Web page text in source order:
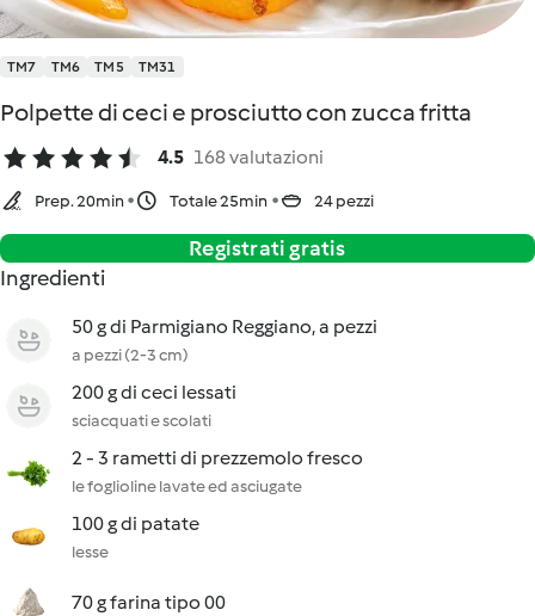
TM7 TM6 TM5 TM31
Polpette di ceci e prosciutto con zucca fritta
4.5 168 valutazioni
Prep. 20min Totale 25min 24 pezzi
Registrati gratis
Ingredienti
50 g di Parmigiano Reggiano, a pezzi
a pezzi (2-3 cm)
200 g di ceci lessati
sciacquati e scolati
2 - 3 rametti di prezzemolo fresco
le foglioline lavate ed asciugate
100 g di patate
lesse
70 g farina tipo 00